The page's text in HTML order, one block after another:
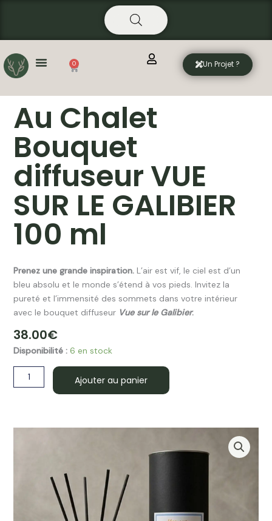
0
Panier Un Projet ?
Au Chalet
Bouquet
diffuseur VUE
SUR LE GALIBIER
100 ml
Prenez une grande inspiration.L’air est vif, le ciel est d’un
bleu absolu et le monde s’étend à vos pieds. Invitez la
pureté et l’immensité des sommets dans votre intérieur
avec le bouquet diffuseur Vue sur le Galibier.
38.00€
Disponibilité : 6 en stock
quantité
de
Ajouter au panier